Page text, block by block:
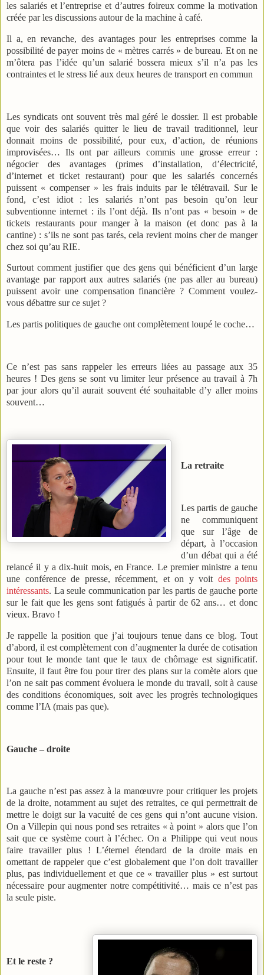
les salariés et l’entreprise et d’autres foireux comme la motivation
créée par les discussions autour de la machine à café.
Il a, en revanche, des avantages pour les entreprises comme la
possibilité de payer moins de « mètres carrés » de bureau. Et on ne
m’ôtera pas l’idée qu’un salarié bossera mieux s’il n’a pas les
contraintes et le stress lié aux deux heures de transport en commun
Les syndicats ont souvent très mal géré le dossier. Il est probable
que voir des salariés quitter le lieu de travail traditionnel, leur
donnait moins de possibilité, pour eux, d’action, de réunions
improvisées… Ils ont par ailleurs commis une grosse erreur :
négocier des avantages (primes d’installation, d’électricité,
d’internet et ticket restaurant) pour que les salariés concernés
puissent « compenser » les frais induits par le télétravail. Sur le
fond, c’est idiot : les salariés n’ont pas besoin qu’on leur
subventionne internet : ils l’ont déjà. Ils n’ont pas « besoin » de
tickets restaurants pour manger à la maison (et donc pas à la
cantine) : s’ils ne sont pas tarés, cela revient moins cher de manger
chez soi qu’au RIE.
Surtout comment justifier que des gens qui bénéficient d’un large
avantage par rapport aux autres salariés (ne pas aller au bureau)
puissent avoir une compensation financière ? Comment voulez-
vous débattre sur ce sujet ?
Les partis politiques de gauche ont complètement loupé le coche…
Ce n’est pas sans rappeler les erreurs liées au passage aux 35
heures ! Des gens se sont vu limiter leur présence au travail à 7h
par jour alors qu’il aurait souvent été souhaitable d’y aller moins
souvent…
La retraite
Les partis de gauche
ne communiquent
que sur l’âge de
départ, à l’occasion
d’un débat qui a été
relancé il y a dix-huit mois, en France. Le premier ministre a tenu
une conférence de presse, récemment, et on y voit des points
intéressants. La seule communication par les partis de gauche porte
sur le fait que les gens sont fatigués à partir de 62 ans… et donc
vieux. Bravo !
Je rappelle la position que j’ai toujours tenue dans ce blog. Tout
d’abord, il est complètement con d’augmenter la durée de cotisation
pour tout le monde tant que le taux de chômage est significatif.
Ensuite, il faut être fou pour tirer des plans sur la comète alors que
l’on ne sait pas comment évoluera le monde du travail, soit à cause
des conditions économiques, soit avec les progrès technologiques
comme l’IA (mais pas que).
Gauche – droite
La gauche n’est pas assez à la manœuvre pour critiquer les projets
de la droite, notamment au sujet des retraites, ce qui permettrait de
mettre le doigt sur la vacuité de ces gens qui n’ont aucune vision.
On a Villepin qui nous pond ses retraites « à point » alors que l’on
sait que ce système court à l’échec. On a Philippe qui veut nous
faire travailler plus ! L’éternel étendard de la droite mais en
omettant de rappeler que c’est globalement que l’on doit travailler
plus, pas individuellement et que ce « travailler plus » est surtout
nécessaire pour augmenter notre compétitivité… mais ce n’est pas
la seule piste.
Et le reste ?